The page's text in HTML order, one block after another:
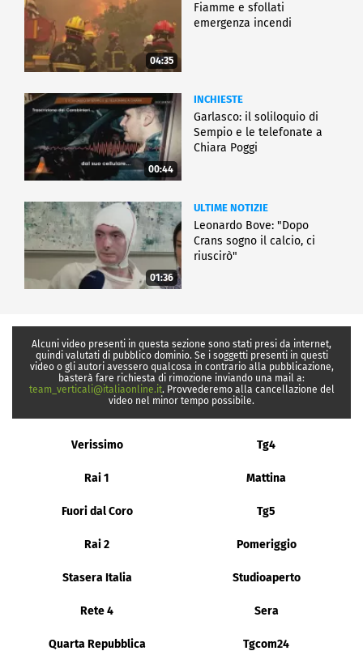
04:35
Fiamme e sfollati
emergenza incendi
00:44
INCHIESTE
Garlasco: il soliloquio di
Sempio e le telefonate a
Chiara Poggi
01:36
ULTIME NOTIZIE
Leonardo Bove: "Dopo
Crans sogno il calcio, ci
riuscirò"
Alcuni video presenti in questa sezione sono stati presi da internet,
quindi valutati di pubblico dominio. Se i soggetti presenti in questi
video o gli autori avessero qualcosa in contrario alla pubblicazione,
basterà fare richiesta di rimozione inviando una mail a:
team_verticali@italiaonline.it. Provvederemo alla cancellazione del
video nel minor tempo possibile.
Verissimo Tg4
Rai 1 Mattina
Fuori dal Coro Tg5
Rai 2 Pomeriggio
Stasera Italia Studioaperto
Rete 4 Sera
Quarta Repubblica Tgcom24